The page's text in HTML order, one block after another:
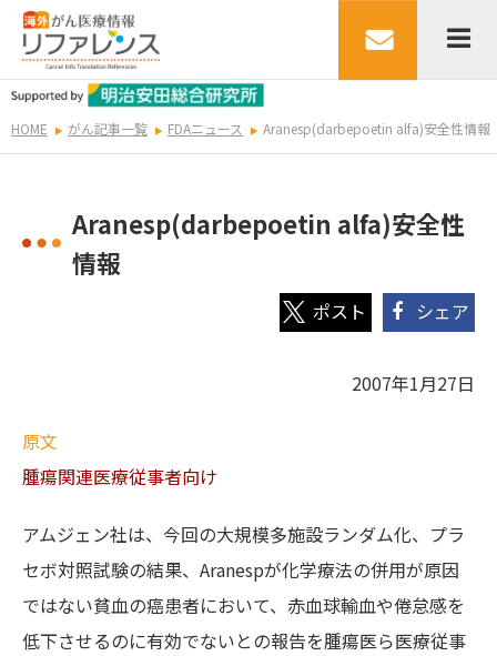
HOME がん記事一覧 FDAニュース Aranesp(darbepoetin alfa)安全性情報
Aranesp(darbepoetin alfa)安全性
情報
シェア
2007年1月27日
原文
腫瘍関連医療従事者向け
アムジェン社は、今回の大規模多施設ランダム化、プラ
セボ対照試験の結果、Aranespが化学療法の併用が原因
ではない貧血の癌患者において、赤血球輸血や倦怠感を
低下させるのに有効でないとの報告を腫瘍医ら医療従事